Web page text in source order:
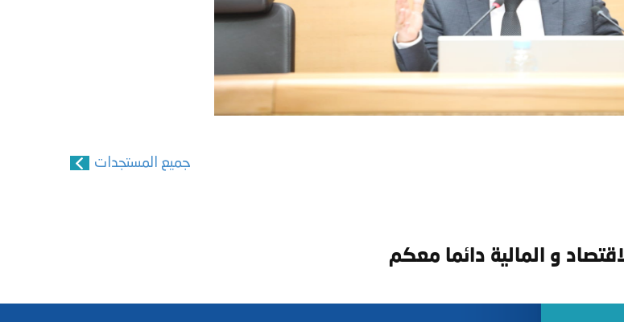
جميع المستجدات
و المالية دائما معكم